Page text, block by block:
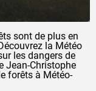
sont de plus en
la Météo
les dangers de
Jean-Christophe
forêts à Météo-